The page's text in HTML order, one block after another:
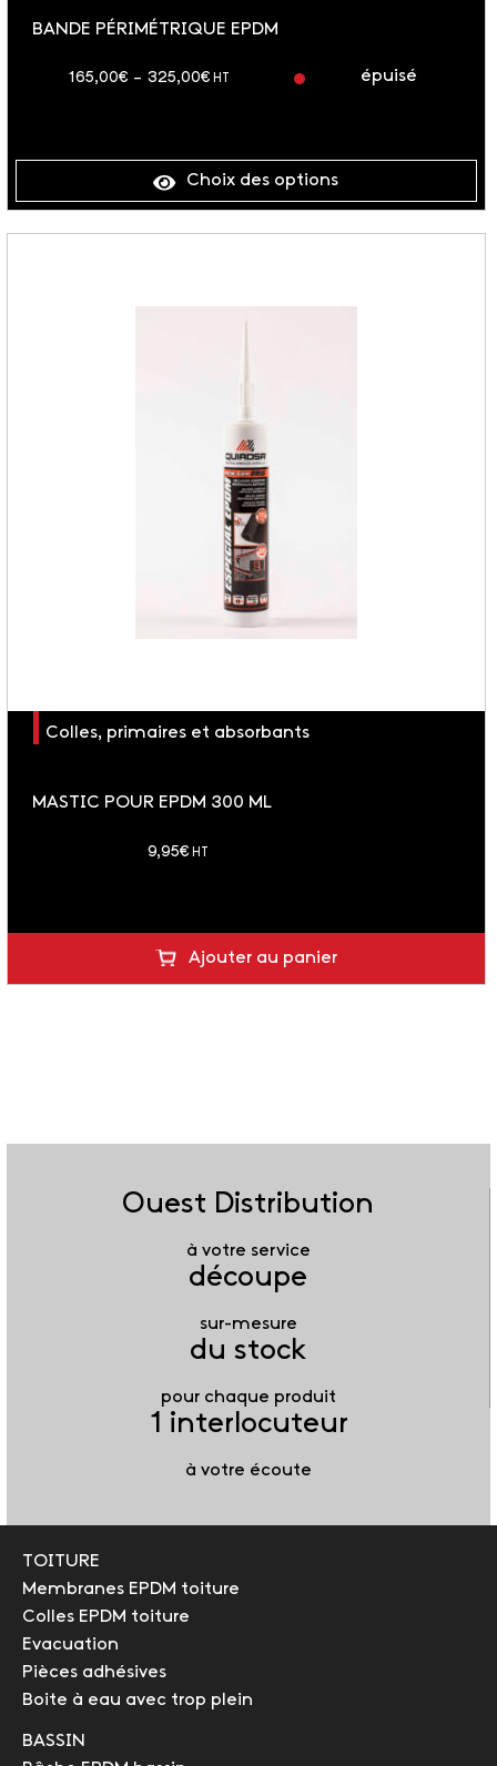
BANDE PÉRIMÉTRIQUE EPDM
165,00€ – 325,00€Plage
165,00€
à
325,00€
HT épuisé
Choix des options
Colles, primaires et absorbants
MASTIC POUR EPDM 300 ML
9,95€ HT
Ajouter au panier
Ouest Distribution
à votre service
découpe
sur-mesure
du stock
pour chaque produit
1 interlocuteur
à votre écoute
TOITURE
Membranes EPDM toiture
Colles EPDM toiture
Evacuation
Pièces adhésives
Boite à eau avec trop plein
BASSIN